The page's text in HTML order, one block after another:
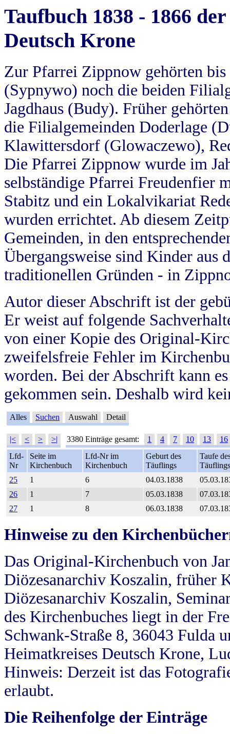
Taufbuch 1838 - 1866
Deutsch Krone
Zur Pfarrei Zippnow gehörten
(Sypnywo) noch die beiden
Jagdhaus (Budy). Früher
die Filialgemeinden Doderlage
Klawittersdorf (Glowaczewo),
Die Pfarrei Zippnow wurde im
selbständige Pfarrei Freudenfier
Stabitz und ein Lokalvikariat
wurden errichtet. Ab diesem
Gemeinden, in den
Übergangsweise sind Kinder aus
traditionellen Gründen - in
Autor dieser Abschrift ist der
Er weist auf folgende
von einer Kopie des Original-
zweifelsfreie Fehler im
worden. Bei der Abschrift kann
gekommen sein. Deshalb wird
Alles Suchen Auswahl Detail
|< < > >| 3380 Einträge gesamt: 1 4 7 10 13
16
Lfd-
Nr
Seite im
Kirchenbuch
Lfd-Nr im
Kirchenbuch
Geburt des
Täuflings
Taufe
Täuflings
25
1 6 04.03.1838
26
1 7 05.03.1838
27
1 8 06.03.1838
Hinweise zu den
Das Original-Kirchenbuch von
Diözesanarchiv Koszalin, früher
Diözesanarchiv Koszalin,
des Kirchenbuches liegt in der
Schwank-Straße 8, 36043 Fulda
Heimatkreises Deutsch Krone,
Hinweis: Derzeit ist das
erlaubt.
Die Reihenfolge der Einträge